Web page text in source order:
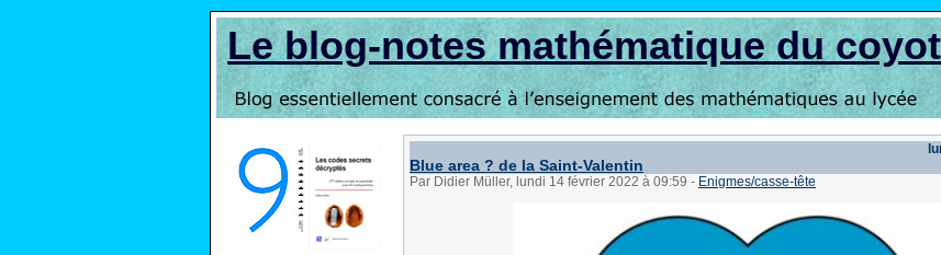
Le blog-notes mathématique du
Blue area ? de la Saint-Valentin
Par Didier Müller, lundi 14 février 2022 à 09:59 - Enigmes/casse-tête